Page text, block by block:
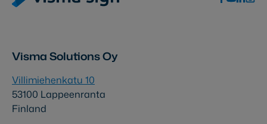
Visma Solutions Oy
Villimiehenkatu 10
53100 Lappeenranta
Finland